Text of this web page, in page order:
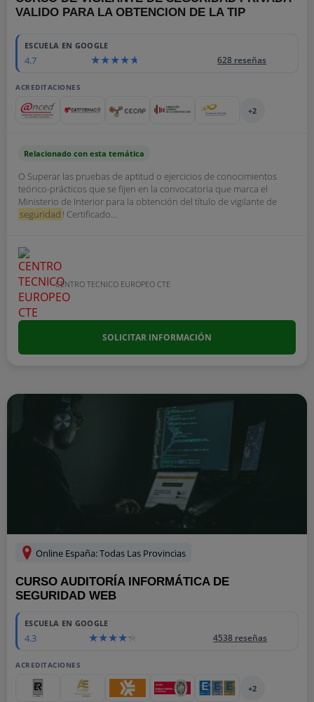
VALIDO PARA LA OBTENCION DE LA TIP
ESCUELA EN GOOGLE
4.7 628 reseñas
ACREDITACIONES
+2
Relacionado con esta temática
O Superar las pruebas de aptitud o ejercicios de conocimientos
teórico-prácticos que se fijen en la convocatoria que marca el
Ministerio de Interior para la obtención del título de vigilante de
seguridad ! Certificado...
CENTRO TECNICO EUROPEO CTE
SOLICITAR INFORMACIÓN
Online España: Todas Las Provincias
CURSO AUDITORÍA INFORMÁTICA DE
SEGURIDAD WEB
ESCUELA EN GOOGLE
4.3 4538 reseñas
ACREDITACIONES
+2